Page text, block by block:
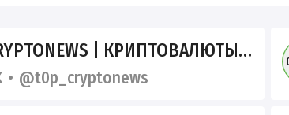
| КРИПТОВАЛЮТЫ: НОВОСТИ, АНАЛИТИКА, ПРОГНОЗЫ
@t0p_cryptonews